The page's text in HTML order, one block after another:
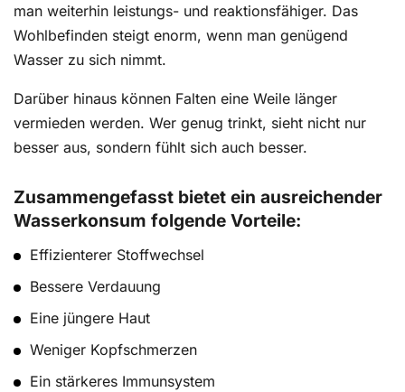
man weiterhin leistungs- und reaktionsfähiger. Das
Wohlbefinden steigt enorm, wenn man genügend
Wasser zu sich nimmt.
Darüber hinaus können Falten eine Weile länger
vermieden werden. Wer genug trinkt, sieht nicht nur
besser aus, sondern fühlt sich auch besser.
Zusammengefasst bietet ein ausreichender
Wasserkonsum folgende Vorteile:
Effizienterer Stoffwechsel
Bessere Verdauung
Eine jüngere Haut
Weniger Kopfschmerzen
Ein stärkeres Immunsystem